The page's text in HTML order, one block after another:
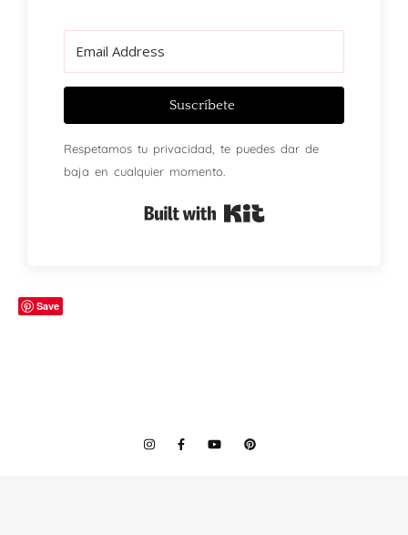
Suscríbete
Respetamos tu privacidad, te puedes dar de
baja en cualquier momento.
Save